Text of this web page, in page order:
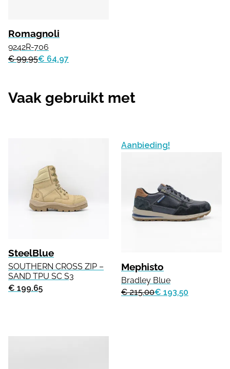
Romagnoli
9242R-706
€ 99.95€ 64.97
Vaak gebruikt met
SteelBlue
SOUTHERN CROSS ZIP –
SAND TPU SC S3
€ 199.65
Aanbieding!
Mephisto
Bradley Blue
€ 215.00€ 193.50